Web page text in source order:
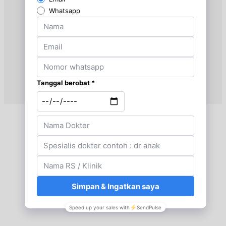
Kamis, 20/08/2026
Jam 18:00 - 21:00
Kamis, 20/08/2026
Jam 19:00 - 21:00
Sabtu, 22/08/2026
Jam 15:00 - 17:00
Sabtu, 22/08/2026
Senin, 24/08/2026
Jam 18:00 - 21:00
Jam 19:00 - 21:00